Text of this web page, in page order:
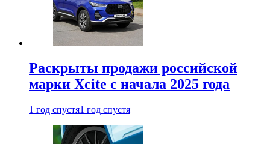
Раскрыты продажи российской
марки Xcite с начала 2025 года
1 год спустя1 год спустя